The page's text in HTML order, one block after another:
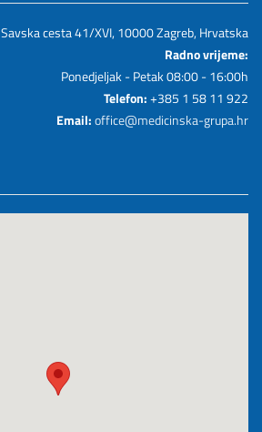
Savska cesta 41/XVI, 10000 Zagreb, Hrvatska
Radno vrijeme:
Ponedjeljak - Petak 08:00 - 16:00h
Telefon:+385 1 58 11 922
Email:office@medicinska-grupa.hr